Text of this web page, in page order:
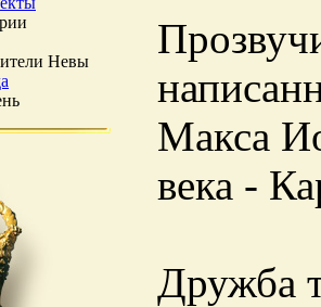
Невы
Макса
века -
Дружба